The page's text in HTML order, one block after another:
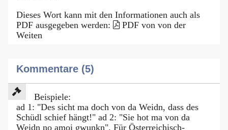
Dieses Wort kann mit den Informationen auch als
PDF ausgegeben werden:
PDF von von der
Weiten
Kommentare (5)
Beispiele:
ad 1: "Des sicht ma doch von da Weidn, dass des
Schüdl schief hängt!" ad 2: "Sie hot ma von da
Weidn no amoi gwunkn". Für Österreichisch-